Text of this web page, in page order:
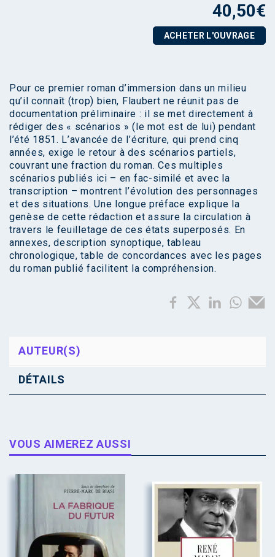
40,50€
ACHETER L'OUVRAGE
Pour ce premier roman d’immersion dans un milieu
qu’il connaît (trop) bien, Flaubert ne réunit pas de
documentation préliminaire : il se met directement à
rédiger des « scénarios » (le mot est de lui) pendant
l’été 1851. L’avancée de l’écriture, qui prend cinq
années, exige le retour à des scénarios partiels,
couvrant une fraction du roman. Ces multiples
scénarios publiés ici – en fac-similé et avec la
transcription – montrent l’évolution des personnages
et des situations. Une longue préface explique la
genèse de cette rédaction et assure la circulation à
travers le feuilletage de ces états superposés. En
annexes, description synoptique, tableau
chronologique, table de concordances avec les pages
du roman publié facilitent la compréhension.
AUTEUR(S)
DÉTAILS
VOUS AIMEREZ AUSSI